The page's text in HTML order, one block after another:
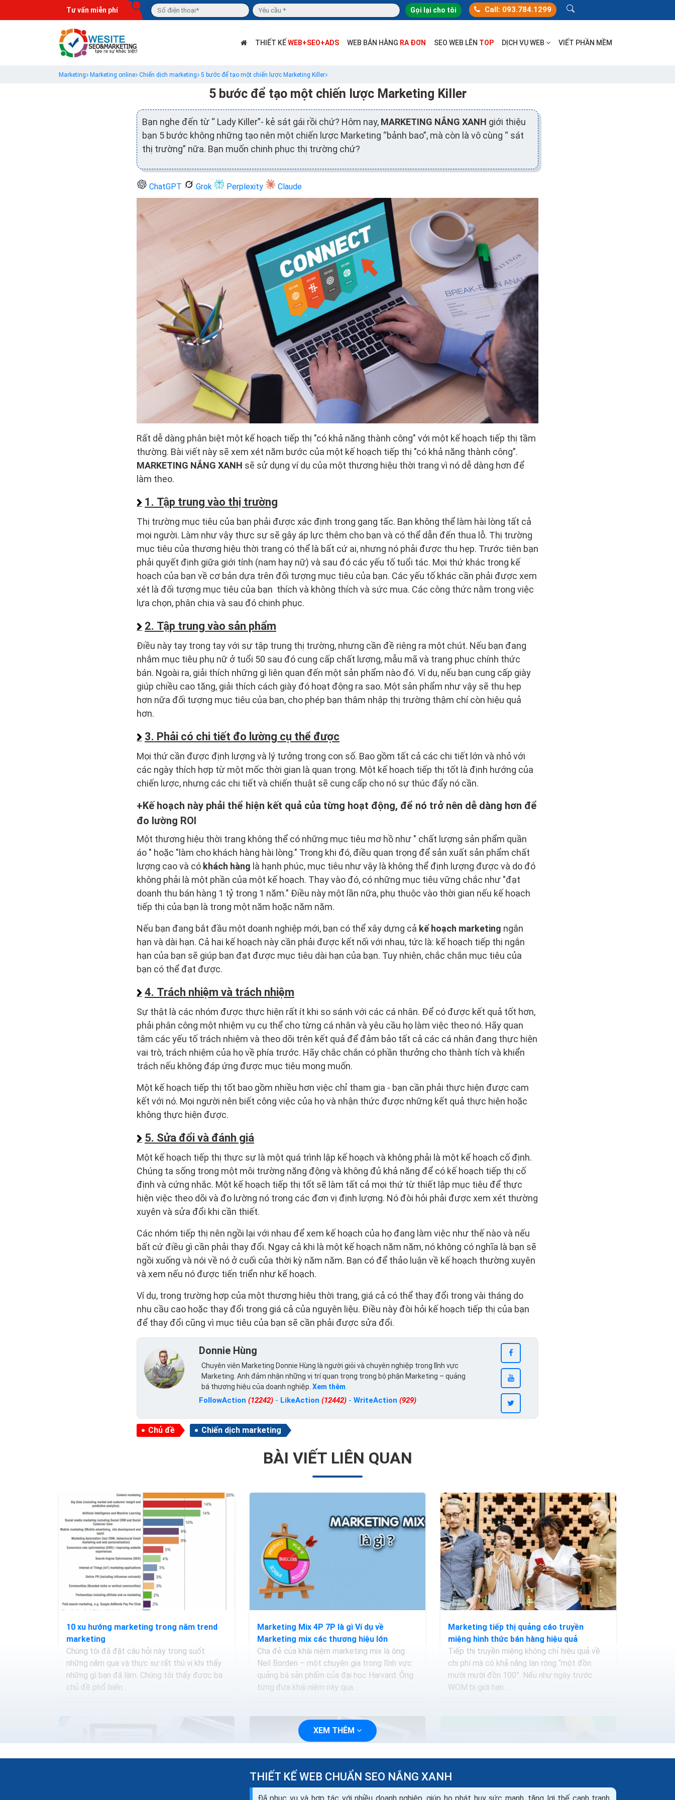
Tư vấn miễn phí Gọi lại cho tôi Call: 093.784.1299
THIẾT KẾWEB+SEO+ADS WEB BÁN HÀNG RA ĐƠN SEO WEB LÊN TOP DỊCH VỤ WEB VIẾT PHẦN MỀM
Marketing Marketing online Chiến dịch marketing 5 bước để tạo một chiến lược Marketing Killer
5 bước để tạo một chiến lược Marketing Killer
Bạn nghe đến từ “ Lady Killer”- kẻ sát gái rồi chứ? Hôm nay, MARKETING NẮNG XANH giới thiệu
bạn 5 bước không những tạo nên một chiến lược Marketing “bảnh bao”, mà còn là vô cùng “ sát
thị trường” nữa. Bạn muốn chinh phục thị trường chứ?
ChatGPT Grok Perplexity Claude
Rất dễ dàng phân biệt một kế hoạch tiếp thị "có khả năng thành công" với một kế hoạch tiếp thị tầm
thường. Bài viết này sẽ xem xét năm bước của một kế hoạch tiếp thị "có khả năng thành công”.
MARKETING NẮNG XANH sẽ sử dụng ví dụ của một thương hiệu thời trang vì nó dễ dàng hơn để
làm theo.
1. Tập trung vào thị trường
Thị trường mục tiêu của bạn phải được xác định trong gang tấc. Bạn không thể làm hài lòng tất cả
mọi người. Làm như vậy thực sự sẽ gây áp lực thêm cho bạn và có thể dẫn đến thua lỗ. Thị trường
mục tiêu của thương hiệu thời trang có thể là bất cứ ai, nhưng nó phải được thu hẹp. Trước tiên bạn
phải quyết định giữa giới tính (nam hay nữ) và sau đó các yếu tố tuổi tác. Mọi thứ khác trong kế
hoạch của bạn về cơ bản dựa trên đối tượng mục tiêu của bạn. Các yếu tố khác cần phải được xem
xét là đối tượng mục tiêu của bạn thích và không thích và sức mua. Các công thức nằm trong việc
lựa chọn, phân chia và sau đó chinh phục.
2. Tập trung vào sản phẩm
Điều này tay trong tay với sự tập trung thị trường, nhưng cần đề riêng ra một chút. Nếu bạn đang
nhắm mục tiêu phụ nữ ở tuổi 50 sau đó cung cấp chất lượng, mẫu mã và trang phục chính thức
bán. Ngoài ra, giải thích những gì liên quan đến một sản phẩm nào đó. Ví dụ, nếu bạn cung cấp giày
giúp chiều cao tăng, giải thích cách giày đó hoạt động ra sao. Một sản phẩm như vậy sẽ thu hẹp
hơn nữa đối tượng mục tiêu của bạn, cho phép bạn thâm nhập thị trường thậm chí còn hiệu quả
hơn.
3. Phải có chi tiết đo lường cụ thể được
Mọi thứ cần được định lượng và lý tưởng trong con số. Bao gồm tất cả các chi tiết lớn và nhỏ với
các ngày thích hợp từ một mốc thời gian là quan trọng. Một kế hoạch tiếp thị tốt là định hướng của
chiến lược, nhưng các chi tiết và chiến thuật sẽ cung cấp cho nó sự thúc đẩy nó cần.
Kế hoạch này phải thể hiện kết quả của từng hoạt động, để nó trở nên dễ dàng hơn để
đo lường ROI
Một thương hiệu thời trang không thể có những mục tiêu mơ hồ như " chất lượng sản phẩm quần
áo " hoặc "làm cho khách hàng hài lòng." Trong khi đó, điều quan trọng để sản xuất sản phẩm chất
lượng cao và có khách hàng là hạnh phúc, mục tiêu như vậy là không thể định lượng được và do đó
không phải là một phần của một kế hoạch. Thay vào đó, có những mục tiêu vững chắc như "đạt
doanh thu bán hàng 1 tỷ trong 1 năm." Điều này một lần nữa, phụ thuộc vào thời gian nếu kế hoạch
tiếp thị của bạn là trong một năm hoặc năm năm.
Nếu bạn đang bắt đầu một doanh nghiệp mới, bạn có thể xây dựng cả kế hoạch marketing ngắn
hạn và dài hạn. Cả hai kế hoạch này cần phải được kết nối với nhau, tức là: kế hoạch tiếp thị ngắn
hạn của bạn sẽ giúp bạn đạt được mục tiêu dài hạn của bạn. Tuy nhiên, chắc chắn mục tiêu của
bạn có thể đạt được.
4. Trách nhiệm và trách nhiệm
Sự thật là các nhóm được thực hiện rất ít khi so sánh với các cá nhân. Để có được kết quả tốt hơn,
phải phân công một nhiệm vụ cụ thể cho từng cá nhân và yêu cầu họ làm việc theo nó. Hãy quan
tâm các yếu tố trách nhiệm và theo dõi trên kết quả để đảm bảo tất cả các cá nhân đang thực hiện
vai trò, trách nhiệm của họ về phía trước. Hãy chắc chắn có phần thưởng cho thành tích và khiển
trách nếu không đáp ứng được mục tiêu mong muốn.
Một kế hoạch tiếp thị tốt bao gồm nhiều hơn việc chỉ tham gia - bạn cần phải thực hiện được cam
kết với nó. Mọi người nên biết công việc của họ và nhận thức được những kết quả thực hiện hoặc
không thực hiện được.
5. Sửa đổi và đánh giá
Một kế hoạch tiếp thị thực sự là một quá trình lập kế hoạch và không phải là một kế hoạch cố định.
Chúng ta sống trong một môi trường năng động và không đủ khả năng để có kế hoạch tiếp thị cố
định và cứng nhắc. Một kế hoạch tiếp thị tốt sẽ làm tất cả mọi thứ từ thiết lập mục tiêu để thực
hiện việc theo dõi và đo lường nó trong các đơn vị định lượng. Nó đòi hỏi phải được xem xét thường
xuyên và sửa đổi khi cần thiết.
Các nhóm tiếp thị nên ngồi lại với nhau để xem kế hoạch của họ đang làm việc như thế nào và nếu
bất cứ điều gì cần phải thay đổi. Ngay cả khi là một kế hoạch năm năm, nó không có nghĩa là bạn sẽ
ngồi xuống và nói về nó ở cuối của thời kỳ năm năm. Bạn có để thảo luận về kế hoạch thường xuyên
và xem nếu nó được tiến triển như kế hoạch.
Ví dụ, trong trường hợp của một thương hiệu thời trang, giá cả có thể thay đổi trong vài tháng do
nhu cầu cao hoặc thay đổi trong giá cả của nguyên liệu. Điều này đòi hỏi kế hoạch tiếp thị của bạn
để thay đổi cũng vì mục tiêu của bạn sẽ cần phải được sửa đổi.
Donnie Hùng
Chuyên viên Marketing Donnie Hùng là người giỏi và chuyên nghiệp trong lĩnh vực
Marketing. Anh đảm nhận những vị trí quan trọng trong bộ phận Marketing – quảng
bá thương hiệu của doanh nghiệp. Xem thêm
FollowAction (12242) - LikeAction (12442) - WriteAction (929)
Chủ đề Chiến dịch marketing
BÀI VIẾT LIÊN QUAN
10 xu hướng marketing trong năm trend
marketing
Chúng tôi đã đặt câu hỏi này trong suốt
những năm qua và thực sự rất thú vị khi thấy
những gì bạn đã làm. Chúng tôi thấy được ba
chủ đề phổ biến...
Marketing Mix 4P 7P là gì Ví dụ về
Marketing mix các thương hiệu lớn
Cha đẻ của khái niệm marketing mix là ông
Neil Borden – một chuyên gia trong lĩnh vực
quảng bá sản phẩm của đại học Harvard. Ông
từng đưa khái niệm này qua...
Marketing tiếp thị quảng cáo truyền
miệng hình thức bán hàng hiệu quả
Tiếp thị truyền miệng không chỉ hiệu quả về
chi phí mà có khả năng lan rộng “một đồn
mười mười đồn 100”. Nếu như ngày trước
WOM bị giới hạn...
XEM THÊM
THIẾT KẾ WEB CHUẨN SEO NẮNG XANH